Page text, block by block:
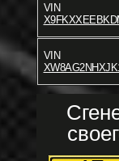
VIN
VIN